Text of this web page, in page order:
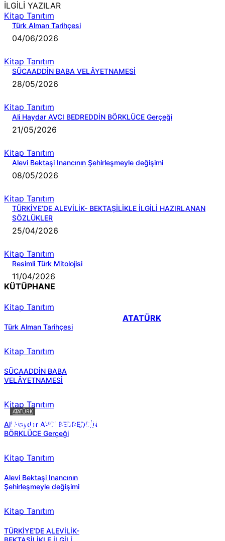
İLGİLİ YAZILAR
Kitap Tanıtım
Türk Alman Tarihçesi
04/06/2026
Kitap Tanıtım
SÜCAADDİN BABA VELÂYETNAMESİ
28/05/2026
Kitap Tanıtım
Ali Haydar AVCI BEDREDDİN BÖRKLÜCE Gerçeği
21/05/2026
Kitap Tanıtım
Alevi Bektaşi Inancının Şehirleşmeyle değişimi
08/05/2026
Kitap Tanıtım
TÜRKİYE’DE ALEVİLİK- BEKTAŞİLİKLE İLGİLİ HAZIRLANAN
SÖZLÜKLER
25/04/2026
Kitap Tanıtım
Resimli Türk Mitolojisi
11/04/2026
KÜTÜPHANE
Kitap Tanıtım
Türk Alman Tarihçesi
Kitap Tanıtım
SÜCAADDİN BABA
VELÂYETNAMESİ
Kitap Tanıtım
Ali Haydar AVCI BEDREDDİN
BÖRKLÜCE Gerçeği
Kitap Tanıtım
Alevi Bektaşi Inancının
Şehirleşmeyle değişimi
Kitap Tanıtım
TÜRKİYE’DE ALEVİLİK-
ATATÜRK
ATATÜRK
Atatürk sana ne yaptı?